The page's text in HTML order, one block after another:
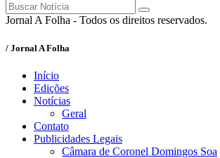
Jornal A Folha - Todos os direitos reservados.
/ Jornal A Folha
Início
Edições
Notícias
Geral
Contato
Publicidades Legais
Câmara de Coronel Domingos Soa